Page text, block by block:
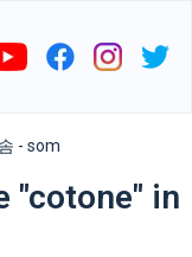
솜 - som
"cotone" in